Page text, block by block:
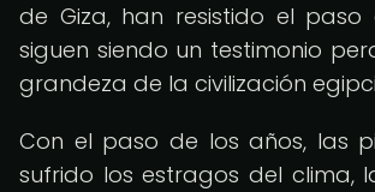
de Giza, han resistido el
siguen siendo un testimonio
grandeza de la civilización
Con el paso de los años, las
sufrido los estragos del clima,